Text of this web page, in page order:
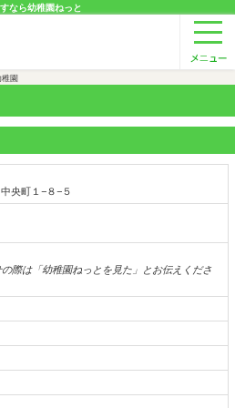
なら幼稚園ねっと
園
央町１−８−５
際は「幼稚園ねっとを見た」とお伝えくださ